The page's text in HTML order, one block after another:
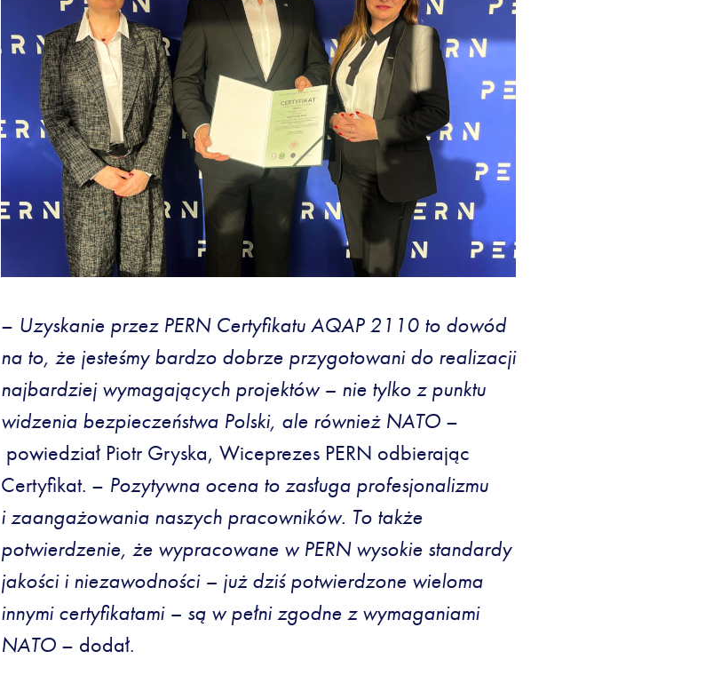
– Uzyskanie przez PERN Certyfikatu AQAP 2110 to dowód
na to, że jesteśmy bardzo dobrze przygotowani do realizacji
najbardziej wymagających projektów – nie tylko z punktu
widzenia bezpieczeństwa Polski, ale również NATO–
powiedział Piotr Gryska, Wiceprezes PERN odbierając
Certyfikat. – Pozytywna ocena to zasługa profesjonalizmu
i zaangażowania naszych pracowników. To także
potwierdzenie, że wypracowane w PERN wysokie standardy
jakości i niezawodności – już dziś potwierdzone wieloma
innymi certyfikatami – są w pełni zgodne z wymaganiami
NATO– dodał.